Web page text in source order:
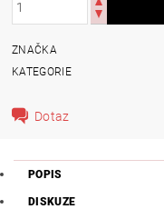
ZNAČKA
KATEGORIE
Dotaz
POPIS
DISKUZE